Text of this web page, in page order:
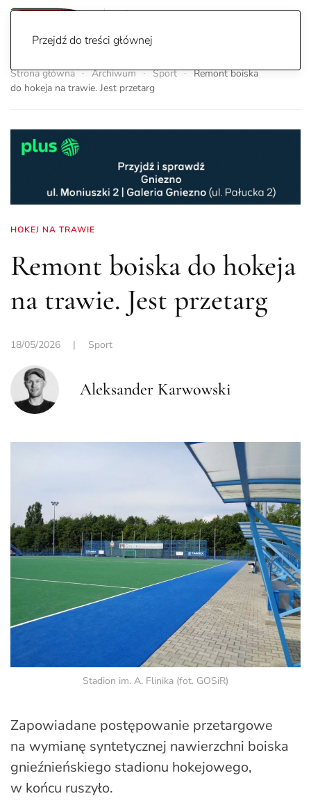
Przejdź do treści głównej
Strona główna Archiwum Sport
Remont boiska
do hokeja na trawie. Jest przetarg
HOKEJ NA TRAWIE
Remont boiska do hokeja
na trawie. Jest przetarg
18/05/2026 | Sport
Aleksander Karwowski
Stadion im. A. Flinika (fot. GOSiR)
Zapowiadane postępowanie przetargowe
na wymianę syntetycznej nawierzchni boiska
gnieźnieńskiego stadionu hokejowego,
w końcu ruszyło.